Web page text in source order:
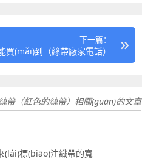
下一篇：
買(mǎi)到（絲帶廠家電話）
帶（紅色的絲帶）相關(guān)的文章
(lái)標(biāo)注織帶的寬